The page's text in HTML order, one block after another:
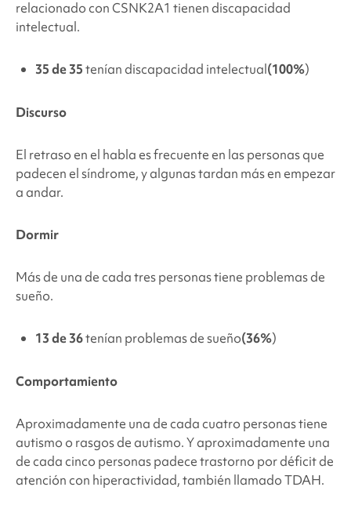
relacionado con CSNK2A1 tienen discapacidad
intelectual.
35 de 35tenían discapacidad intelectual(100%)
Discurso
El retraso en el habla es frecuente en las personas que
padecen el síndrome, y algunas tardan más en empezar
a andar.
Dormir
Más de una de cada tres personas tiene problemas de
sueño.
13 de 36tenían problemas de sueño(36%)
Comportamiento
Aproximadamente una de cada cuatro personas tiene
autismo o rasgos de autismo. Y aproximadamente una
de cada cinco personas padece trastorno por déficit de
atención con hiperactividad, también llamado TDAH.